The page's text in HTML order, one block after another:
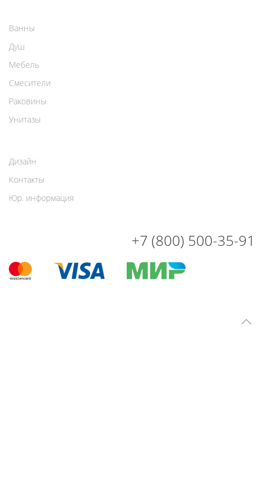
Ванны
Душ
Мебель
Смесители
Раковины
Унитазы
Дизайн
Контакты
Юр. информация
+7 (800) 500-35-91